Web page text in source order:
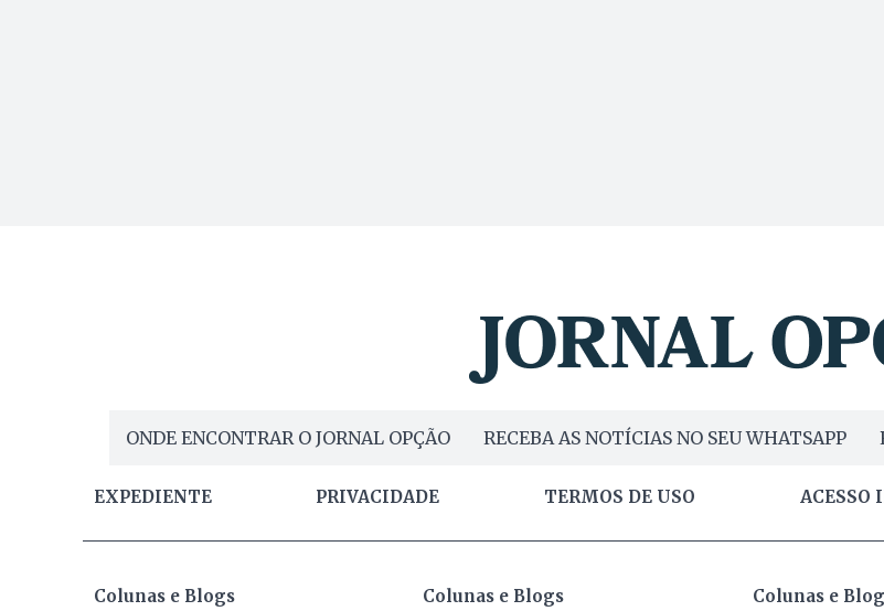
ONDE ENCONTRAR O JORNAL OPÇÃO RECEBA AS NOTÍCIAS NO SEU WHATSAPP
EXPEDIENTE PRIVACIDADE TERMOS DE USO ACESSO
Colunas e Blogs Colunas e Blogs Colunas e